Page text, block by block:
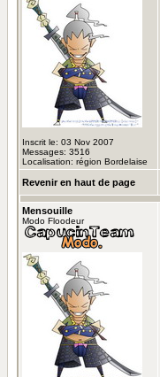
Inscrit le: 03 Nov 2007
Messages: 3516
Localisation: région Bordelaise
Revenir en haut de page
Mensouille
Modo Floodeur